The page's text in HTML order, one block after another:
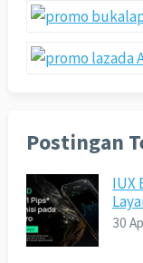
Postingan
IUX
30